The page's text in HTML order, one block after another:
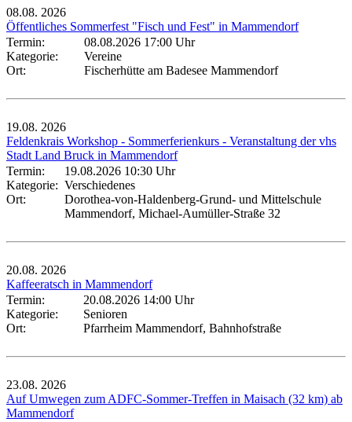
08.08. 2026
Öffentliches Sommerfest "Fisch und Fest" in Mammendorf
Termin:
08.08.2026 17:00 Uhr
Kategorie:
Vereine
Ort:
Fischerhütte am Badesee Mammendorf
19.08. 2026
Feldenkrais Workshop - Sommerferienkurs - Veranstaltung der vhs
Stadt Land Bruck in Mammendorf
Termin:
19.08.2026 10:30 Uhr
Kategorie: Verschiedenes
Ort:
Dorothea-von-Haldenberg-Grund- und Mittelschule
Mammendorf, Michael-Aumüller-Straße 32
20.08. 2026
Kaffeeratsch in Mammendorf
Termin:
20.08.2026 14:00 Uhr
Kategorie:
Senioren
Ort:
Pfarrheim Mammendorf, Bahnhofstraße
23.08. 2026
Auf Umwegen zum ADFC-Sommer-Treffen in Maisach (32 km) ab
Mammendorf